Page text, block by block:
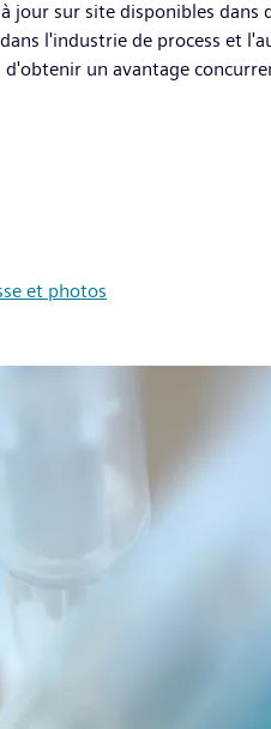
jour sur site disponibles
l'industrie de process et
un avantage
et photos